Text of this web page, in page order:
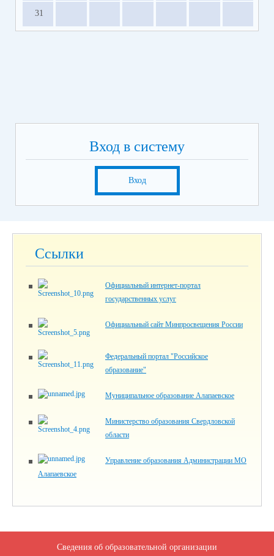
31
Вход в систему
Вход
Ссылки
Официальный интернет-портал
государственных услуг
Официальный сайт Минпросвещения России
Федеральный портал "Российское
образование"
Муниципальное образование Алапаевское
Министерство образования Свердловской
области
Управление образования Администрации МО
Алапаевское
Сведения об образовательной организации